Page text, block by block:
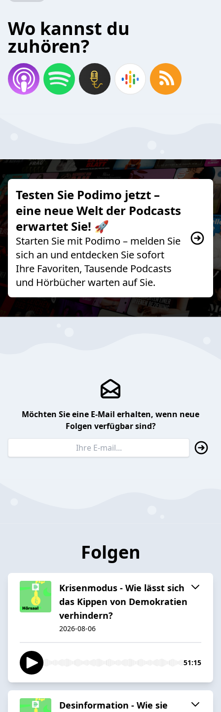
Wo kannst du
zuhören?
Testen Sie Podimo jetzt –
eine neue Welt der Podcasts
erwartet Sie! 🚀
Starten Sie mit Podimo – melden Sie
sich an und entdecken Sie sofort
Ihre Favoriten, Tausende Podcasts
und Hörbücher warten auf Sie.
Möchten Sie eine E-Mail erhalten, wenn neue
Folgen verfügbar sind?
Folgen
Krisenmodus - Wie lässt sich
das Kippen von Demokratien
verhindern?
2026-08-06
51:15
Desinformation - Wie sie